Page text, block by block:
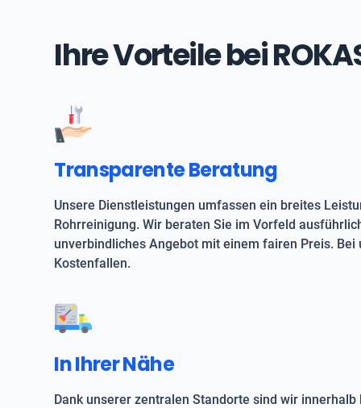
Ihre Vorteile bei
Transparente Beratung
Unsere Dienstleistungen umfassen ein breites
Rohrreinigung. Wir beraten Sie im Vorfeld
unverbindliches Angebot mit einem fairen Preis.
Kostenfallen.
In Ihrer Nähe
Dank unserer zentralen Standorte sind wir